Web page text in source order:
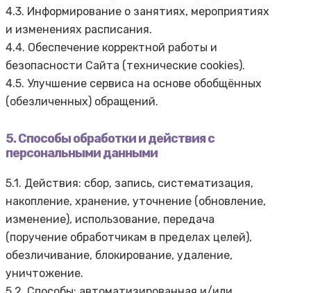
4.3. Информирование о занятиях, мероприятиях
и изменениях расписания.
4.4. Обеспечение корректной работы и
безопасности Сайта (технические cookies).
4.5. Улучшение сервиса на основе обобщённых
(обезличенных) обращений.
5. Способы обработки и действия с
персональными данными
5.1. Действия: сбор, запись, систематизация,
накопление, хранение, уточнение (обновление,
изменение), использование, передача
(поручение обработчикам в пределах целей),
обезличивание, блокирование, удаление,
уничтожение.